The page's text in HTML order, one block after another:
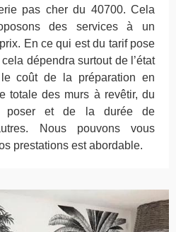
pas cher du 40700. Cela
des services à un
En ce qui est du tarif pose
dépendra surtout de l’état
coût de la préparation en
totale des murs à revêtir, du
poser et de la durée de
Nous pouvons vous
prestations est abordable.